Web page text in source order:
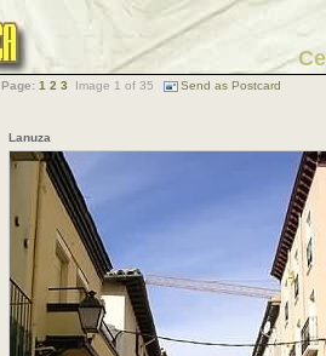
Lanuza
Page: 1 2 3 Image 1 of 35 Send as Postcard